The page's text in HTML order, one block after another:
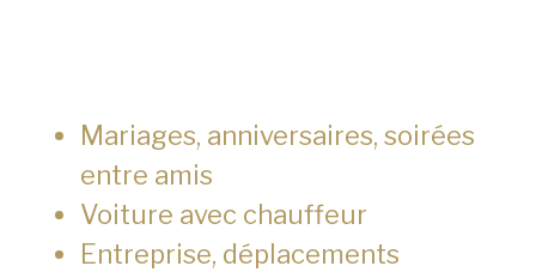
Mariages, anniversaires, soirées
entre amis
Voiture avec chauffeur
Entreprise, déplacements